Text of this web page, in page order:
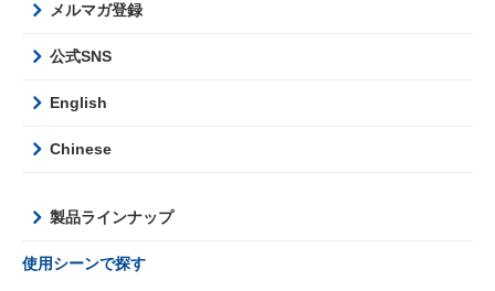
メルマガ登録
公式SNS
English
Chinese
製品ラインナップ
使用シーンで探す